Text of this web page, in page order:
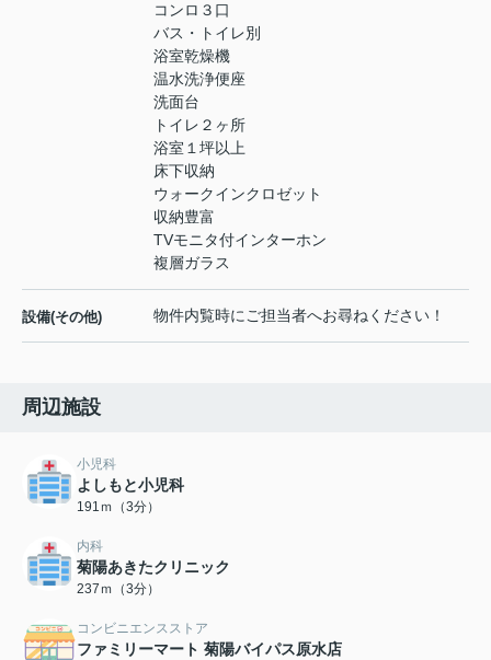
コンロ３口
バス・トイレ別
浴室乾燥機
温水洗浄便座
洗面台
トイレ２ヶ所
浴室１坪以上
床下収納
ウォークインクロゼット
収納豊富
TVモニタ付インターホン
複層ガラス
設備(その他) 物件内覧時にご担当者へお尋ねください！
周辺施設
小児科
よしもと小児科
191ｍ（3分）
内科
菊陽あきたクリニック
237ｍ（3分）
コンビニエンスストア
ファミリーマート 菊陽バイパス原水店